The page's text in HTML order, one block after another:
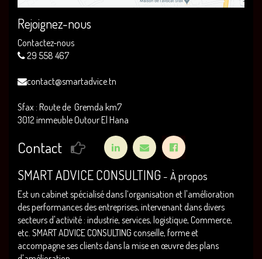
Rejoignez-nous
Contactez-nous
29 558 467
contact@smartadvice.tn
Sfax : Route de Gremda km7
3012 immeuble Outour El Hana
Contact
SMART ADVICE CONSULTING - À propos
Est un cabinet spécialisé dans l’organisation et l'amélioration
des performances des entreprises, intervenant dans divers
secteurs d'activité : industrie, services, logistique, Commerce,
etc. SMART ADVICE CONSULTING conseille, forme et
accompagne ses clients dans la mise en œuvre des plans